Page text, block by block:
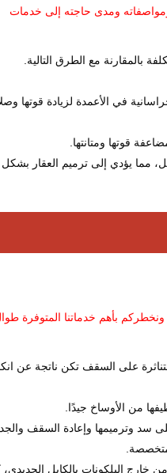
ومواصفاته ومدى حاجته إلى خدمات
مع الطرق التالية.
في الأعمدة لزيادة قوتها
قوتها ومتانتها.
مما يؤدي إلى ترميم العقار بشكل
ونخطركم بأهم خدماتنا المتوفرة
على السقف تكن ناتجة عن
من الأوساخ جيدًا.
سد وترميمها وإعادة السقف
خارج البلكونات بالكابل الحديدي،